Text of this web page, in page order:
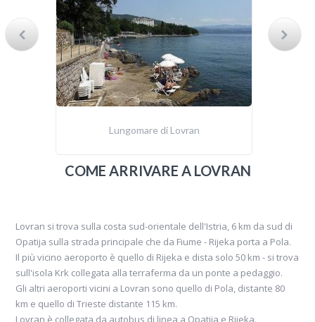
Lungomare di Lovran
COME ARRIVARE A LOVRAN
Lovran si trova sulla costa sud-orientale dell'Istria, 6 km da sud di
Opatija sulla strada principale che da Fiume - Rijeka porta a Pola.
Il più vicino aeroporto è quello di Rijeka e dista solo 50 km - si trova
sull'isola Krk collegata alla terraferma da un ponte a pedaggio.
Gli altri aeroporti vicini a Lovran sono quello di Pola, distante 80
km e quello di Trieste distante 115 km.